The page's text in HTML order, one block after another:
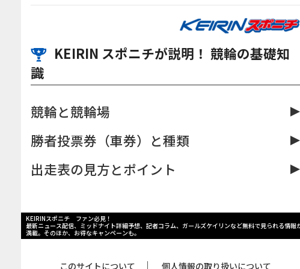
KEIRIN スポニチが説明！ 競輪の基礎知
識
競輪と競輪場
勝者投票券（車券）と種類
出走表の見方とポイント
KEIRINスポニチ ファン必見！
最新ニュース配信、ミッドナイト詳細予想、記者コラム、ガールズケイリンなど無料で見られる情報
満載。そのほか、お得なキャンペーンも。
このサイトについて ｜ 個人情報の取り扱いについて